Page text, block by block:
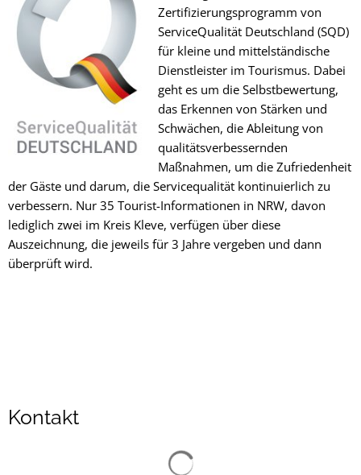
Zertifizierungsprogramm von
ServiceQualität Deutschland (SQD)
für kleine und mittelständische
Dienstleister im Tourismus. Dabei
geht es um die Selbstbewertung,
das Erkennen von Stärken und
Schwächen, die Ableitung von
qualitätsverbessernden
Maßnahmen, um die Zufriedenheit
der Gäste und darum, die Servicequalität kontinuierlich zu
verbessern. Nur 35 Tourist-Informationen in NRW, davon
lediglich zwei im Kreis Kleve, verfügen über diese
Auszeichnung, die jeweils für 3 Jahre vergeben und dann
überprüft wird.
Kontakt